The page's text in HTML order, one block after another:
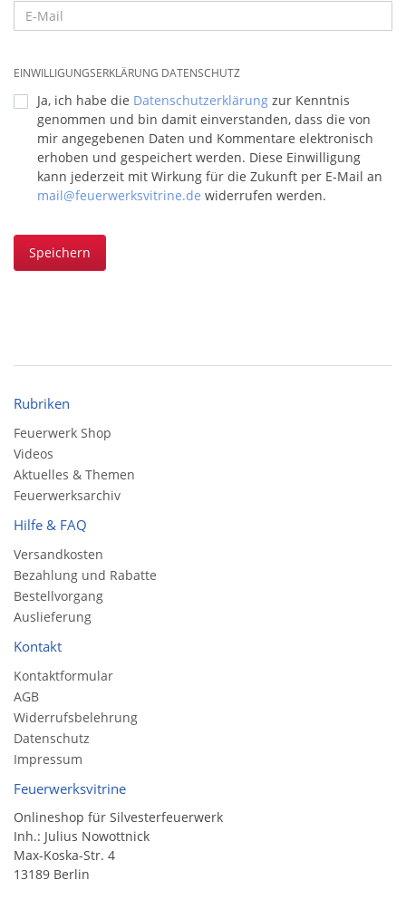
EINWILLIGUNGSERKLÄRUNG DATENSCHUTZ
Ja, ich habe die Datenschutzerklärung zur Kenntnis
genommen und bin damit einverstanden, dass die von
mir angegebenen Daten und Kommentare elektronisch
erhoben und gespeichert werden. Diese Einwilligung
kann jederzeit mit Wirkung für die Zukunft per E-Mail an
mail@feuerwerksvitrine.de widerrufen werden.
Speichern
Rubriken
Feuerwerk Shop
Videos
Aktuelles & Themen
Feuerwerksarchiv
Hilfe & FAQ
Versandkosten
Bezahlung und Rabatte
Bestellvorgang
Auslieferung
Kontakt
Kontaktformular
AGB
Widerrufsbelehrung
Datenschutz
Impressum
Feuerwerksvitrine
Onlineshop für Silvesterfeuerwerk
Inh.: Julius Nowottnick
Max-Koska-Str. 4
13189 Berlin